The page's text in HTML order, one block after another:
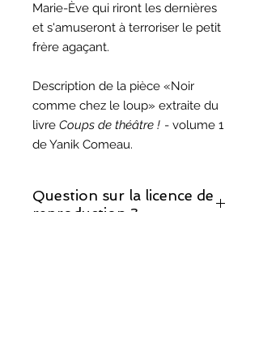
Marie-Ève qui riront les dernières
et s'amuseront à terroriser le petit
frère agaçant.
Description de la pièce «Noir
comme chez le loup» extraite du
livre Coups de théâtre ! - volume 1
de Yanik Comeau.
Question sur la licence de
reproduction ?